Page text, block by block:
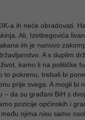
a ih neće obradovati.
Ali, Izetbegovića
im je nanovo
A s duplim
kamo li na političke
to pokrenu, trebali bi
prije svega. A mogli bi
– da su građani BiH s
pozicije općinskih i
njima nisu samo